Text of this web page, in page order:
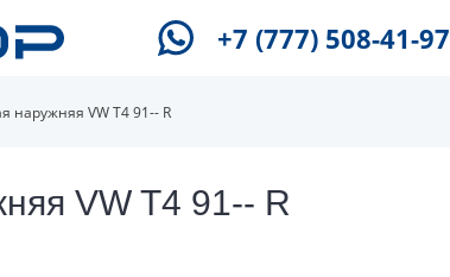
+7 (777) 508-41-97
наружняя VW T4 91-- R
VW T4 91-- R